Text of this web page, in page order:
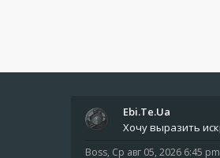
Ebi.Te.Ua
Boss, Ср авг 05, 2026 6:45 pm